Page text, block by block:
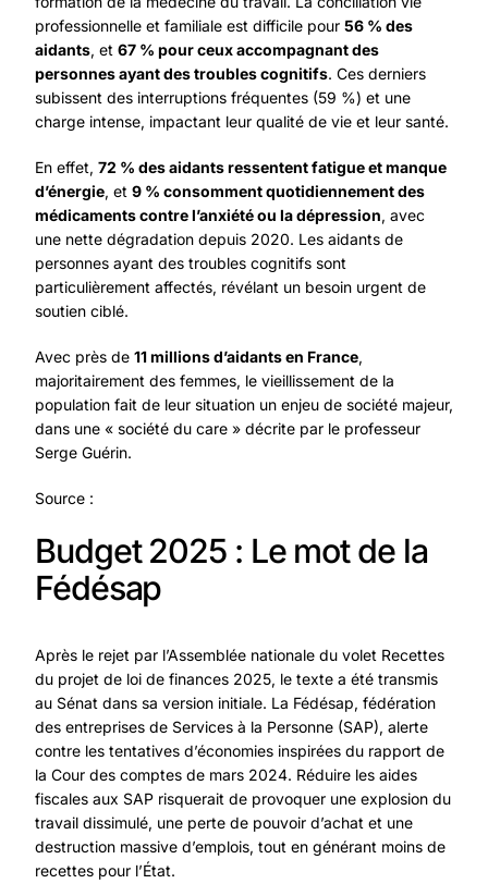
professionnelle et familiale est difficile pour 56 % des
aidants, et 67 % pour ceux accompagnant des
personnes ayant des troubles cognitifs. Ces derniers
subissent des interruptions fréquentes (59 %) et une
charge intense, impactant leur qualité de vie et leur santé.
En effet, 72 % des aidants ressentent fatigue et manque
d’énergie, et 9 % consomment quotidiennement des
médicaments contre l’anxiété ou la dépression, avec
une nette dégradation depuis 2020. Les aidants de
personnes ayant des troubles cognitifs sont
particulièrement affectés, révélant un besoin urgent de
soutien ciblé.
Avec près de 11 millions d’aidants en France,
majoritairement des femmes, le vieillissement de la
population fait de leur situation un enjeu de société majeur,
dans une « société du care » décrite par le professeur
Serge Guérin.
Source :
Budget 2025 : Le mot de la
Fédésap
Après le rejet par l’Assemblée nationale du volet Recettes
du projet de loi de finances 2025, le texte a été transmis
au Sénat dans sa version initiale. La Fédésap, fédération
des entreprises de Services à la Personne (SAP), alerte
contre les tentatives d’économies inspirées du rapport de
la Cour des comptes de mars 2024. Réduire les aides
fiscales aux SAP risquerait de provoquer une explosion du
travail dissimulé, une perte de pouvoir d’achat et une
destruction massive d’emplois, tout en générant moins de
recettes pour l’État.